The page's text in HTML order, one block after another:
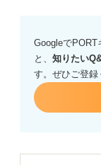
GoogleでPORT
と、 知りたい
す。ぜひご登録